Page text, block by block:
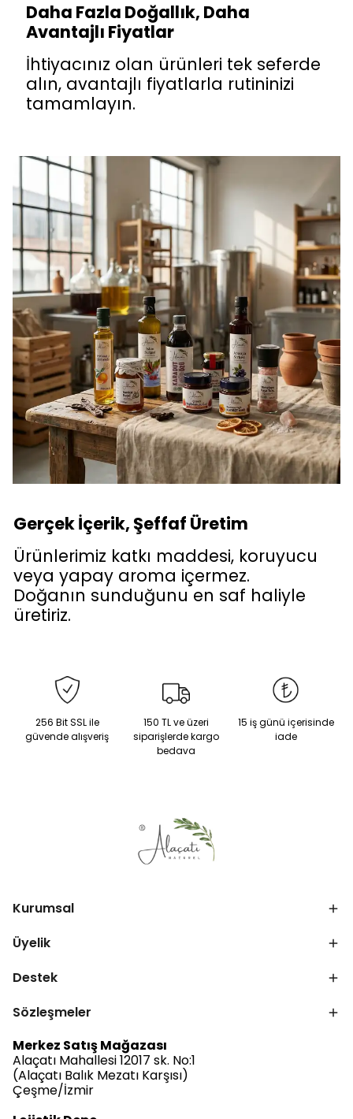
Daha Fazla Doğallık, Daha
Avantajlı Fiyatlar
İhtiyacınız olan ürünleri tek seferde
alın, avantajlı fiyatlarla rutininizi
tamamlayın.
Gerçek İçerik, Şeffaf Üretim
Ürünlerimiz katkı maddesi, koruyucu
veya yapay aroma içermez.
Doğanın sunduğunu en saf haliyle
üretiriz.
256 Bit SSL ile
güvende alışveriş
150 TL ve üzeri
siparişlerde kargo
bedava
15 iş günü içerisinde
iade
Kurumsal
Üyelik
Destek
Sözleşmeler
Merkez Satış Mağazası
Alaçatı Mahallesi 12017 sk. No:1
(Alaçatı Balık Mezatı Karşısı)
Çeşme/İzmir